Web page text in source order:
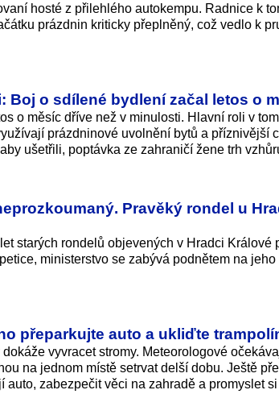
hosté z přilehlého autokempu. Radnice k
prázdnin kriticky přeplněný, což vedlo k
Boj o sdílené bydlení začal letos o
o měsíc dříve než v minulosti. Hlavní roli v
prázdninové uvolnění bytů a příznivější
ušetřili, poptávka ze zahraničí žene trh
Pravěký rondel u
starých rondelů objevených v Hradci Králové
ministerstvo se zabývá podnětem na
přeparkujte auto a ukliďte
vyvracet stromy. Meteorologové
na jednom místě setrvat delší dobu. Ještě
auto, zabezpečit věci na zahradě a promyslet